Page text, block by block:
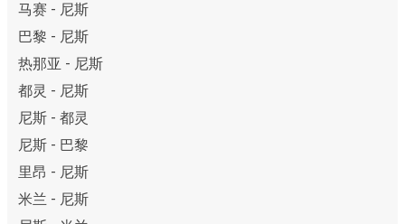
马赛 - 尼斯
巴黎 - 尼斯
热那亚 - 尼斯
都灵 - 尼斯
尼斯 - 都灵
尼斯 - 巴黎
里昂 - 尼斯
米兰 - 尼斯